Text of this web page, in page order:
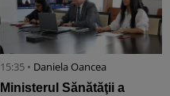
15:35 • Daniela Oancea
Ministerul Sănătăţii a